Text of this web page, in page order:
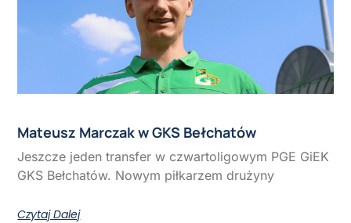
Mateusz Marczak w GKS Bełchatów
Jeszcze jeden transfer w czwartoligowym PGE GiEK
GKS Bełchatów. Nowym piłkarzem drużyny
Czytaj Dalej